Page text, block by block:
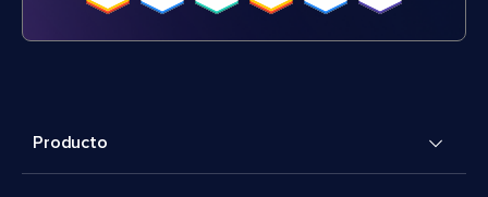
Producto